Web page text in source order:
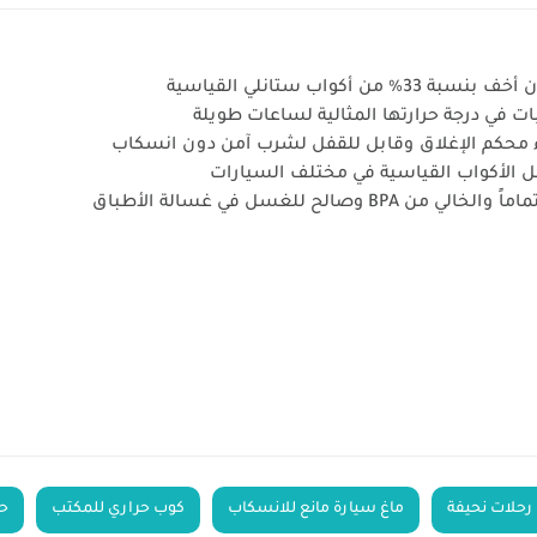
ستانلي القياسية
في درجة حرارتها المثالية لساعات طويلة
الأكواب القياسية في مختلف السيارات
نحيفة ماغ سيارة مانع للانسكاب كوب حراري للمكتب